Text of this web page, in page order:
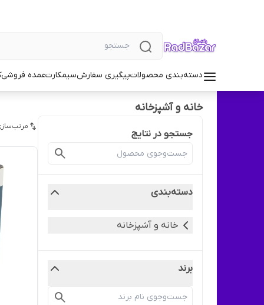
دسته‌بندی محصولاتپیگیری سفارشسیمکارتعمده فروشی
خانه و آشپزخانه
جستجو در نتایج
دسته‌بندی
خانه و آشپزخانه
برند